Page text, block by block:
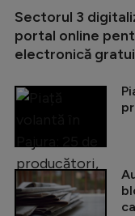
Sectorul 3
portal online
electronică